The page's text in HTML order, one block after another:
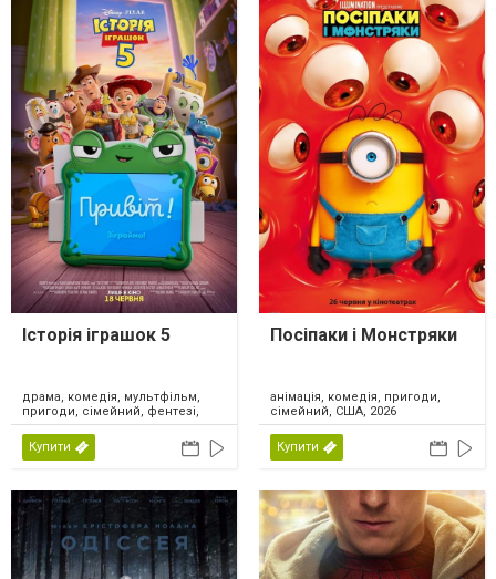
Історія іграшок 5
драма, комедія, мультфільм,
пригоди, сімейний, фентезі,
США, 2026
Купити
Посіпаки і Монстряки
анімація, комедія, пригоди,
сімейний, США, 2026
Купити